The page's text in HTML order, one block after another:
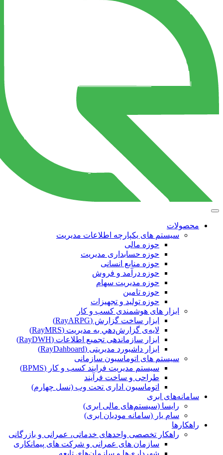
محصولات
سیستم های یکپارچه اطلاعات مدیریت
حوزه مالی
حوزه حسابداری مدیریت
حوزه منابع انسانی
حوزه درآمد و فروش
حوزه مدیریت سهام
حوزه تامین
حوزه تولید و تجهیزات
ابزار های هوشمندی کسب و کار
ابزار ساخت گزارش (RayARPG)
لایه‌ی گزارش‌دهي به مديريت (RayMRS)
ابزار سازماندهی تجمیع اطلاعات (RayDWH)
ابزار داشبورد مدیریتی (RayDahboard)
سیستم های اتوماسیون سازمانی
سیستم مدیریت فرایند کسب و کار (BPMS)
طراحی و ساخت فرآیند
اتوماسیون اداری تحت وب (نسل چهارم)
سامانه‌های ابری
رایسا (سیستم‌های مالی ابری)
سام یار (سامانه مودیان ابری)
راهکارها
راهکار تخصصی واحدهای خدماتی، عمرانی و بازرگانی
سازمان های عمرانی و شرکت های پیمانکاری
شهرداری‌ها و سازمان‌های تابعه